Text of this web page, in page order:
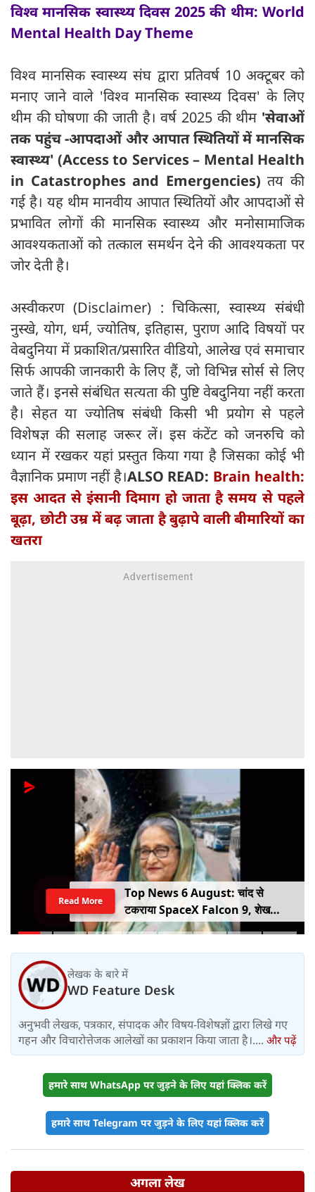
विश्व मानसिक स्वास्थ्य दिवस 2025 की थीम: World
Mental Health Day Theme
विश्व मानसिक स्वास्थ्य संघ द्वारा प्रतिवर्ष 10 अक्टूबर को
मनाए जाने वाले 'विश्व मानसिक स्वास्थ्य दिवस' के लिए
थीम की घोषणा की जाती है। वर्ष 2025 की थीम 'सेवाओं
तक पहुंच -आपदाओं और आपात स्थितियों में मानसिक
स्वास्थ्य' (Access to Services – Mental Health
in Catastrophes and Emergencies) तय की
गई है। यह थीम मानवीय आपात स्थितियों और आपदाओं से
प्रभावित लोगों की मानसिक स्वास्थ्य और मनोसामाजिक
आवश्यकताओं को तत्काल समर्थन देने की आवश्यकता पर
जोर देती है।
अस्वीकरण (Disclaimer) : चिकित्सा, स्वास्थ्य संबंधी
नुस्खे, योग, धर्म, ज्योतिष, इतिहास, पुराण आदि विषयों पर
वेबदुनिया में प्रकाशित/प्रसारित वीडियो, आलेख एवं समाचार
सिर्फ आपकी जानकारी के लिए हैं, जो विभिन्न सोर्स से लिए
जाते हैं। इनसे संबंधित सत्यता की पुष्टि वेबदुनिया नहीं करता
है। सेहत या ज्योतिष संबंधी किसी भी प्रयोग से पहले
विशेषज्ञ की सलाह जरूर लें। इस कंटेंट को जनरुचि को
ध्यान में रखकर यहां प्रस्तुत किया गया है जिसका कोई भी
वैज्ञानिक प्रमाण नहीं है।ALSO READ: Brain health:
इस आदत से इंसानी दिमाग हो जाता है समय से पहले
बूढ़ा, छोटी उम्र में बढ़ जाता है बुढ़ापे वाली बीमारियों का
खतरा
Top News 6 August: चांद से
टकराया SpaceX Falcon 9, शेख
हसीना की घर वापसी का ऐलान, MP में बस
Read More
लेखक के बारे में
WD Feature Desk
अनुभवी लेखक, पत्रकार, संपादक और विषय-विशेषज्ञों द्वारा लिखे गए
गहन और विचारोत्तेजक आलेखों का प्रकाशन किया जाता है।.... और पढ़ें
हमारे साथ WhatsApp पर जुड़ने के लिए यहां क्लिक करें
हमारे साथ Telegram पर जुड़ने के लिए यहां क्लिक करें
अगला लेख